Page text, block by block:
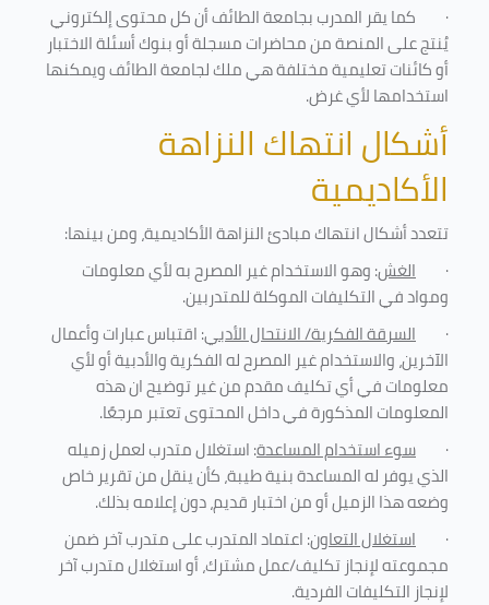
· كما يقر المدرب بجامعة الطائف أن كل محتوى إلكتروني
يُنتج على المنصة من محاضرات مسجلة أو بنوك أسئلة الاختبار
أو كائنات تعليمية مختلفة هي ملك لجامعة الطائف ويمكنها
استخدامها لأي غرض.
أشكال انتهاك النزاهة
الأكاديمية
تتعدد أشكال انتهاك مبادئ النزاهة الأكاديمية، ومن بينها:
· الغش: وهو الاستخدام غير المصرح به لأي معلومات
ومواد في التكليفاتالموكلة للمتدربين.
· السرقة الفكرية/ الانتحال الأدبي: اقتباس عبارات وأعمال
الآخرين، والاستخدام غير المصرح له الفكرية والأدبية أو لأي
معلومات في أي تكليف مقدم من غير توضيح ان هذه
المعلومات المذكورة في داخل المحتوى تعتبر مرجعًا.
· سوء استخدام المساعدة: استغلال متدرب لعمل زميله
الذي يوفر له المساعدة بنية طيبة، كأن ينقل من تقرير خاص
وضعه هذا الزميل أو من اختبار قديم، دون إعلامه بذلك.
· استغلال التعاون: اعتماد المتدرب على متدرب آخر ضمن
مجموعته لإنجاز تكليف/عمل مشترك، أو استغلال متدرب آخر
لإنجاز التكليفات الفردية.